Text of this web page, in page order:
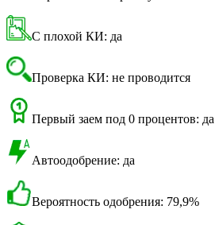
С плохой КИ: да
Проверка КИ: не проводится
Первый заем под 0 процентов: да
Автоодобрение: да
Вероятность одобрения: 79,9%